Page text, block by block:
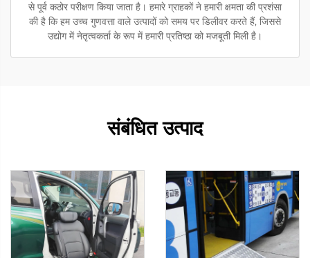
से पूर्व कठोर परीक्षण किया जाता है। हमारे ग्राहकों ने हमारी क्षमता की प्रशंसा
की है कि हम उच्च गुणवत्ता वाले उत्पादों को समय पर डिलीवर करते हैं, जिससे
उद्योग में नेतृत्वकर्ता के रूप में हमारी प्रतिष्ठा को मजबूती मिली है।
संबंधित उत्पाद